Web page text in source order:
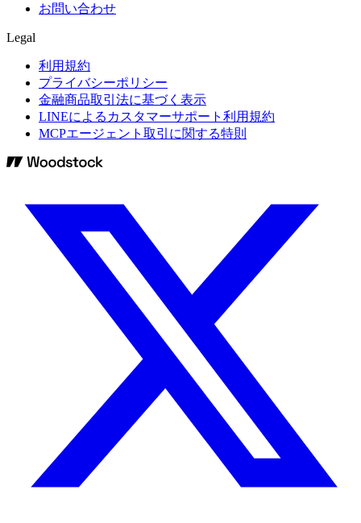
お問い合わせ
Legal
利用規約
プライバシーポリシー
金融商品取引法に基づく表示
LINEによるカスタマーサポート利用規約
MCPエージェント取引に関する特則